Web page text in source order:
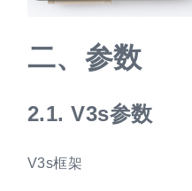
二、 参数
2.1.V3s参数
V3s框架